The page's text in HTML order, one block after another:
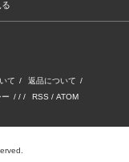
て / 返品について /
/ / / RSS / ATOM